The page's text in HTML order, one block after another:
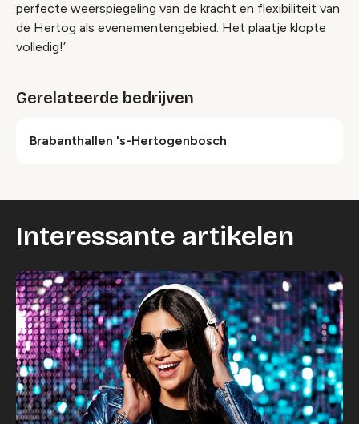
perfecte weerspiegeling van de kracht en flexibiliteit van
de Hertog als evenementengebied. Het plaatje klopte
volledig!’
Gerelateerde bedrijven
Brabanthallen 's-Hertogenbosch
Interessante artikelen